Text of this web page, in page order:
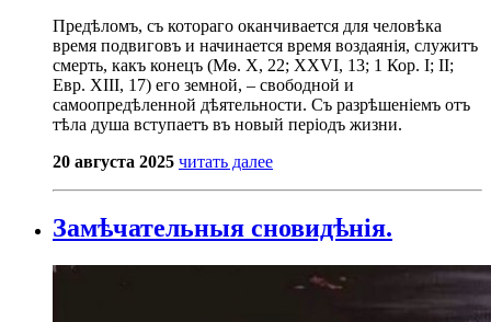
Предѣломъ, съ котораго оканчивается для человѣка
время подвиговъ и начинается время воздаянія, служитъ
смерть, какъ конецъ (Мѳ. X, 22; XXVI, 13; 1 Кор. I; II;
Евр. XIII, 17) его земной, – свободной и
самоопредѣленной дѣятельности. Съ разрѣшеніемъ отъ
тѣла душа вступаетъ въ новый періодъ жизни.
20 августа 2025 читать далее
Замѣчательныя сновидѣнія.